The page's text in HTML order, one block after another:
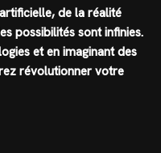
de la réalité
possibilités sont infinies.
et en imaginant des
révolutionner votre